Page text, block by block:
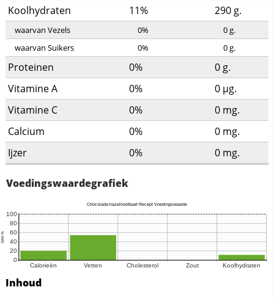
Koolhydraten
11% 290 g.
waarvan Vezels 0% 0g.
waarvan Suikers
0% 0g.
Proteinen 0% 0 g.
Vitamine A
0% 0 µg.
Vitamine C
0% 0 mg.
Calcium
0% 0 mg.
Ijzer
0% 0 mg.
Voedingswaardegrafiek
Inhoud